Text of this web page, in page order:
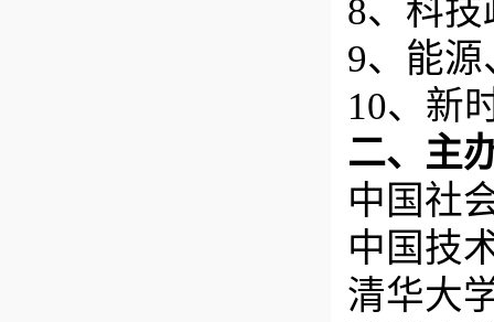
8、科
9、能
10、新
二、主
中国社
中国技
清华大